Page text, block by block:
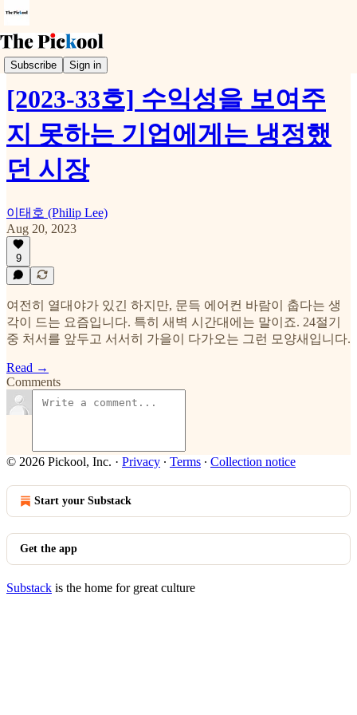
Subscribe Sign in
Weekly Pickool
[2023-33호] 수익성을 보여주
지 못하는 기업에게는 냉정했
던 시장
이태호 (Philip Lee)
Aug 20, 2023
9
여전히 열대야가 있긴 하지만, 문득 에어컨 바람이 춥다는 생
각이 드는 요즘입니다. 특히 새벽 시간대에는 말이죠. 24절기
중 처서를 앞두고 서서히 가을이 다가오는 그런 모양새입니다.
Read →
Comments
© 2026 Pickool, Inc. · Privacy ∙ Terms ∙ Collection notice
Start your Substack
Get the app
Substack is the home for great culture